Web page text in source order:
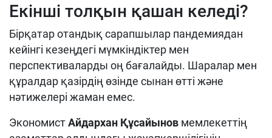
Екінші толқын қашан келеді?
Бірқатар отандық сарапшылар пандемиядан
кейінгі кезеңдегі мүмкіндіктер мен
перспективаларды оң бағалайды. Шаралар мен
құралдар қазірдің өзінде сынан өтті және
нәтижелері жаман емес.
ЭкономистАйдархан Құсайынов мемлекеттің